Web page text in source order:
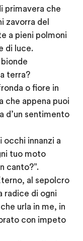
primavera che
zavorra del
a pieni polmoni
di luce.
terra?
o fiore in
che appena puoi
d’un sentimento
occhi innanzi a
tuo moto
canto?”.
al sepolcro
radice di ogni
urla in me, in
con impeto